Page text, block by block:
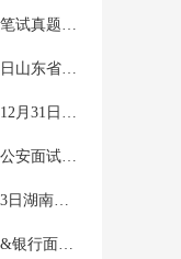
呼和浩特市招聘社区工作人员笔试真题及资料&呼市社区工作者笔试内容
社区面试真题：2022年12月24日山东省济南市历下区社区工作者面试题目
辅警结构化面试真题：2021年12月31日内蒙古呼和浩特市辅警面试题目及解析
铁路公安面试真题：国考铁路公安面试题目解析汇总（2016年-2022年）
结构化面试真题：2022年12月3日湖南省岳阳市岳阳楼区网格员面试题目
2023年银行招聘面试常见题目&银行面试真题汇总